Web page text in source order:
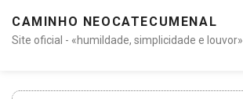
CAMINHO NEOCATECUMENAL
Site oficial - «humildade, simplicidade e louvor»